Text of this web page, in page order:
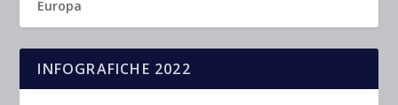
Europa
INFOGRAFICHE 2022